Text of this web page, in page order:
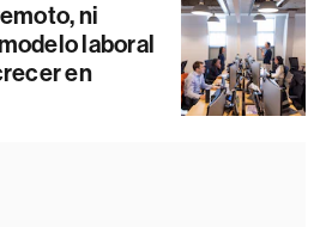
ni
laboral
en